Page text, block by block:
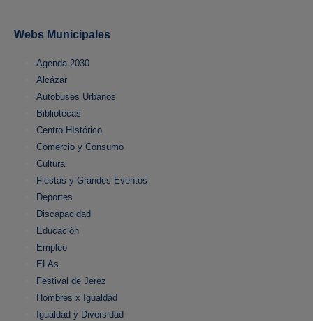
Webs Municipales
Agenda 2030
Alcázar
Autobuses Urbanos
Bibliotecas
Centro HIstórico
Comercio y Consumo
Cultura
Fiestas y Grandes Eventos
Deportes
Discapacidad
Educación
Empleo
ELAs
Festival de Jerez
Hombres x Igualdad
Igualdad y Diversidad